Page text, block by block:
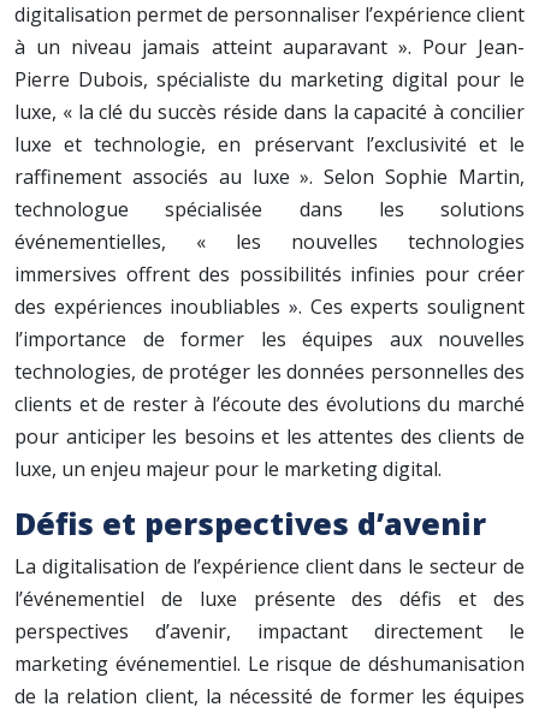
digitalisation permet de personnaliser l’expérience client
à un niveau jamais atteint auparavant ». Pour Jean-
Pierre Dubois, spécialiste du marketing digital pour le
luxe, « la clé du succès réside dans la capacité à concilier
luxe et technologie, en préservant l’exclusivité et le
raffinement associés au luxe ». Selon Sophie Martin,
technologue spécialisée dans les solutions
événementielles, « les nouvelles technologies
immersives offrent des possibilités infinies pour créer
des expériences inoubliables ». Ces experts soulignent
l’importance de former les équipes aux nouvelles
technologies, de protéger les données personnelles des
clients et de rester à l’écoute des évolutions du marché
pour anticiper les besoins et les attentes des clients de
luxe, un enjeu majeur pour le marketing digital.
Défis et perspectives d’avenir
La digitalisation de l’expérience client dans le secteur de
l’événementiel de luxe présente des défis et des
perspectives d’avenir, impactant directement le
marketing événementiel. Le risque de déshumanisation
de la relation client, la nécessité de former les équipes